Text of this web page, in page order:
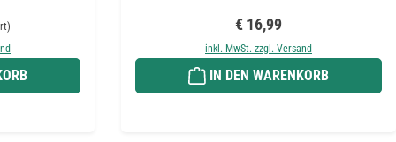
Regulärer Preis:
€ 16,99
inkl. MwSt. zzgl. Versand
IN DEN WARENKORB